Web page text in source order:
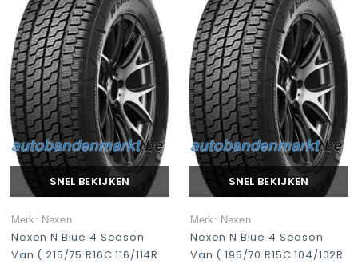
SNEL BEKIJKEN
Merk: Nexen
Nexen N Blue 4 Season
Van ( 215/75 R16C 116/114R
SNEL BEKIJKEN
Merk: Nexen
Nexen N Blue 4 Season
Van ( 195/70 R15C 104/102R